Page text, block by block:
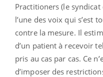
Practitioners (le
l’une des voix qui s’est
contre la mesure. Il
d’un patient à recevoir
pris au cas par cas. Ce
d’imposer des